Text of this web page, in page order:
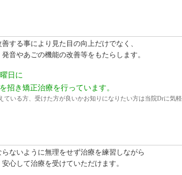
する事により見た目の向上だけでなく、
音やあごの機能の改善等をもたらします。
日に
招き矯正治療を行っています。
ている方、受けた方が良いかお知りになりたい方は当院Drに気軽
らないように無理をせず治療を練習しながら
心して治療を受けていただけます。